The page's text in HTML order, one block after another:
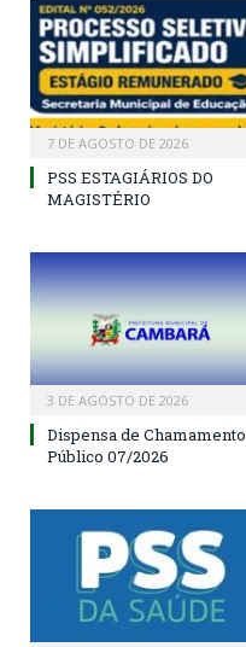
7 DE AGOSTO DE 2026
PSS ESTAGIÁRIOS DO
MAGISTÉRIO
3 DE AGOSTO DE 2026
Dispensa de Chamamento
Público 07/2026